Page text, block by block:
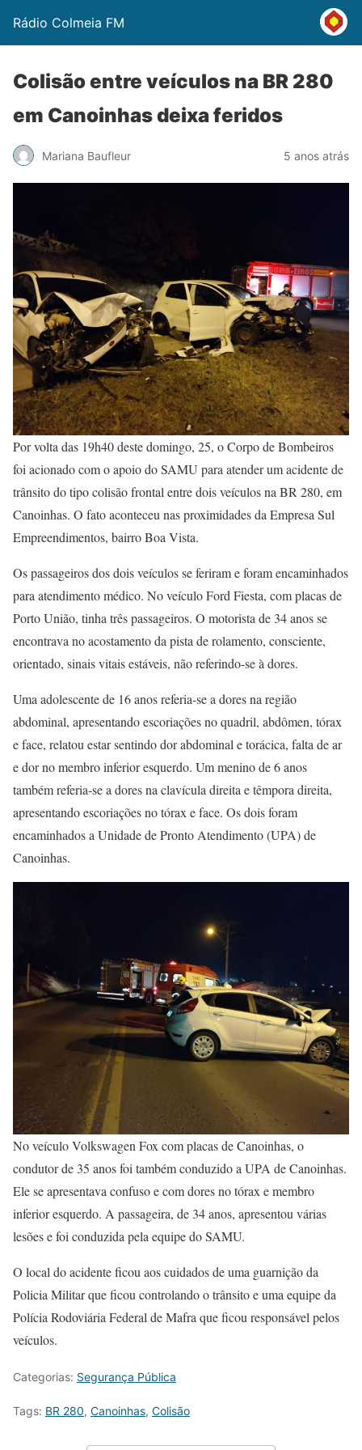
Rádio Colmeia FM
Colisão entre veículos na BR 280
em Canoinhas deixa feridos
Mariana Baufleur 5 anos atrás
Por volta das 19h40 deste domingo, 25, o Corpo de Bombeiros
foi acionado com o apoio do SAMU para atender um acidente de
trânsito do tipo colisão frontal entre dois veículos na BR 280, em
Canoinhas. O fato aconteceu nas proximidades da Empresa Sul
Empreendimentos, bairro Boa Vista.
Os passageiros dos dois veículos se feriram e foram encaminhados
para atendimento médico. No veículo Ford Fiesta, com placas de
Porto União, tinha três passageiros. O motorista de 34 anos se
encontrava no acostamento da pista de rolamento, consciente,
orientado, sinais vitais estáveis, não referindo-se à dores.
Uma adolescente de 16 anos referia-se a dores na região
abdominal, apresentando escoriações no quadril, abdômen, tórax
e face, relatou estar sentindo dor abdominal e torácica, falta de ar
e dor no membro inferior esquerdo. Um menino de 6 anos
também referia-se a dores na clavícula direita e têmpora direita,
apresentando escoriações no tórax e face. Os dois foram
encaminhados a Unidade de Pronto Atendimento (UPA) de
Canoinhas.
No veículo Volkswagen Fox com placas de Canoinhas, o
condutor de 35 anos foi também conduzido a UPA de Canoinhas.
Ele se apresentava confuso e com dores no tórax e membro
inferior esquerdo. A passageira, de 34 anos, apresentou várias
lesões e foi conduzida pela equipe do SAMU.
O local do acidente ficou aos cuidados de uma guarnição da
Policia Militar que ficou controlando o trânsito e uma equipe da
Polícia Rodoviária Federal de Mafra que ficou responsável pelos
veículos.
Categorias: Segurança Pública
Tags: BR 280, Canoinhas, Colisão